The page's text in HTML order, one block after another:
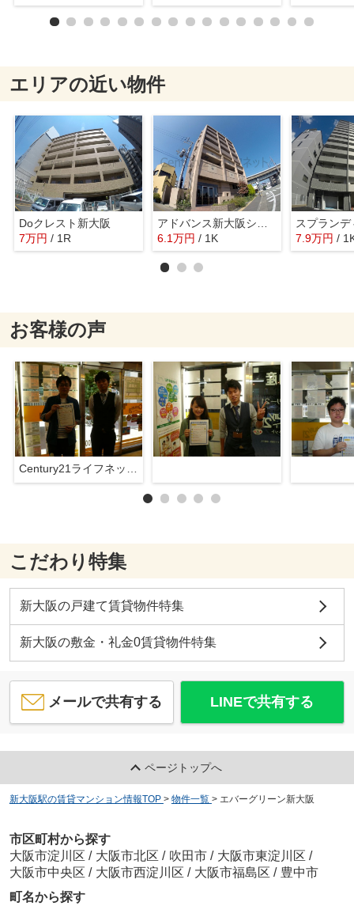
エリアの近い物件
Doクレスト新大阪
7万円 / 1R
6.1万円 / 1K 7.9万円 /
お客様の声
Century21ライフネット新大阪店
こだわり特集
新大阪の戸建て賃貸物件特集
新大阪の敷金・礼金0賃貸物件特集
メールで共有する LINEで共有する
ページトップへ
新大阪駅の賃貸マンション情報TOP > 物件一覧 > エバーグリーン新大阪
市区町村から探す
大阪市淀川区 / 大阪市北区 / 吹田市 / 大阪市東淀川区 /
大阪市中央区 / 大阪市西淀川区 / 大阪市福島区 / 豊中市
町名から探す